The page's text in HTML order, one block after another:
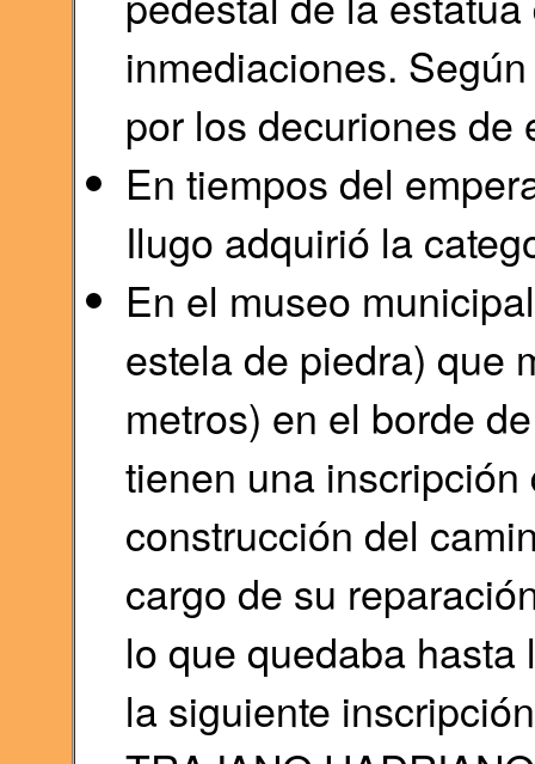
inmediaciones.
por los decuriones de
En tiempos del
Ilugo adquirió la
En el museo
estela de piedra) que
metros) en el borde
tienen una
construcción del
cargo de su
lo que quedaba
la siguiente